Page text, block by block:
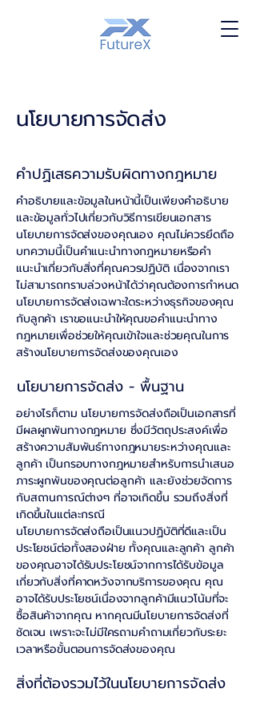
นโยบายการจัดส่ง
คำปฏิเสธความรับผิดทางกฎหมาย
คำอธิบายและข้อมูลในหน้านี้เป็นเพียงคำอธิบาย
และข้อมูลทั่วไปเกี่ยวกับวิธีการเขียนเอกสาร
นโยบายการจัดส่งของคุณเอง คุณไม่ควรยึดถือ
บทความนี้เป็นคำแนะนำทางกฎหมายหรือคำ
แนะนำเกี่ยวกับสิ่งที่คุณควรปฏิบัติ เนื่องจากเรา
ไม่สามารถทราบล่วงหน้าได้ว่าคุณต้องการกำหนด
นโยบายการจัดส่งเฉพาะใดระหว่างธุรกิจของคุณ
กับลูกค้า เราขอแนะนำให้คุณขอคำแนะนำทาง
กฎหมายเพื่อช่วยให้คุณเข้าใจและช่วยคุณในการ
สร้างนโยบายการจัดส่งของคุณเอง
นโยบายการจัดส่ง - พื้นฐาน
อย่างไรก็ตาม นโยบายการจัดส่งถือเป็นเอกสารที่
มีผลผูกพันทางกฎหมาย ซึ่งมีวัตถุประสงค์เพื่อ
สร้างความสัมพันธ์ทางกฎหมายระหว่างคุณและ
ลูกค้า เป็นกรอบทางกฎหมายสำหรับการนำเสนอ
ภาระผูกพันของคุณต่อลูกค้า และยังช่วยจัดการ
กับสถานการณ์ต่างๆ ที่อาจเกิดขึ้น รวมถึงสิ่งที่
เกิดขึ้นในแต่ละกรณี
นโยบายการจัดส่งถือเป็นแนวปฏิบัติที่ดีและเป็น
ประโยชน์ต่อทั้งสองฝ่าย ทั้งคุณและลูกค้า ลูกค้า
ของคุณอาจได้รับประโยชน์จากการได้รับข้อมูล
เกี่ยวกับสิ่งที่คาดหวังจากบริการของคุณ คุณ
อาจได้รับประโยชน์เนื่องจากลูกค้ามีแนวโน้มที่จะ
ซื้อสินค้าจากคุณ หากคุณมีนโยบายการจัดส่งที่
ชัดเจน เพราะจะไม่มีใครถามคำถามเกี่ยวกับระยะ
เวลาหรือขั้นตอนการจัดส่งของคุณ
สิ่งที่ต้องรวมไว้ในนโยบายการจัดส่ง